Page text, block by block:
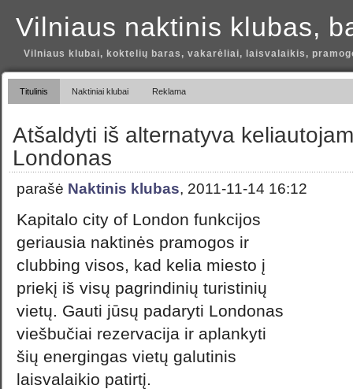
Vilniaus naktinis klubas,
Vilniaus klubai, koktelių baras, vakarėliai, laisvalaikis,
Titulinis Naktiniai klubai Reklama
Atšaldyti iš alternatyva
Londonas
parašė Naktinis klubas, 2011-11-14 16:12
Kapitalo city of London funkcijos
geriausia naktinės pramogos ir
clubbing visos, kad kelia miesto į
priekį iš visų pagrindinių turistinių
vietų. Gauti jūsų padaryti Londonas
viešbučiai rezervacija ir aplankyti
šių energingas vietų galutinis
laisvalaikio patirtį.